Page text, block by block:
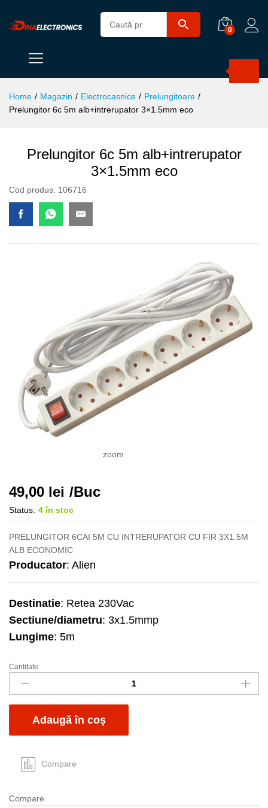
0
Home / Magazin / Electrocasnice / Prelungitoare /
Prelungitor 6c 5m alb+intrerupator 3×1.5mm eco
Prelungitor 6c 5m alb+intrerupator
3×1.5mm eco
Cod produs: 106716
zoom
49,00 lei /Buc
Status: 4 în stoc
PRELUNGITOR 6CAI 5M CU INTRERUPATOR CU FIR 3X1.5M
ALB ECONOMIC
Producator: Alien
Destinatie: Retea 230Vac
Sectiune/diametru: 3x1.5mmp
Lungime: 5m
Prelungitor
5m
alb+intrerupator
3x1.5mm
eco
Cantitate
Adaugă în coș
Compare
Compare